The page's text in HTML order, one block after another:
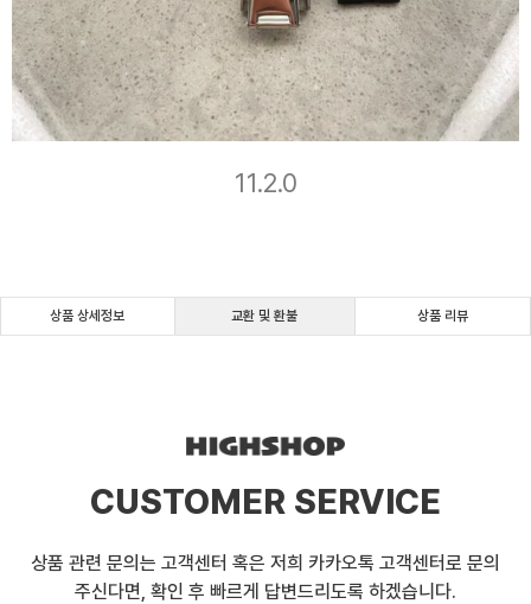
11.2.0
상품 상세정보 교환 및 환불 상품 리뷰
CUSTOMER SERVICE
상품 관련 문의는 고객센터 혹은 저희 카카오톡 고객센터로 문의
주신다면, 확인 후 빠르게 답변드리도록 하겠습니다.